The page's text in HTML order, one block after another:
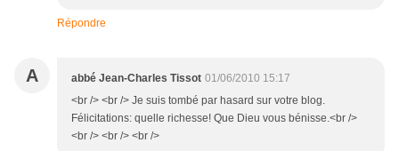
Répondre
A abbé Jean-Charles Tissot 01/06/2010 15:17
<br /> <br /> Je suis tombé par hasard sur votre blog.
Félicitations: quelle richesse! Que Dieu vous bénisse.<br />
<br /> <br /> <br />